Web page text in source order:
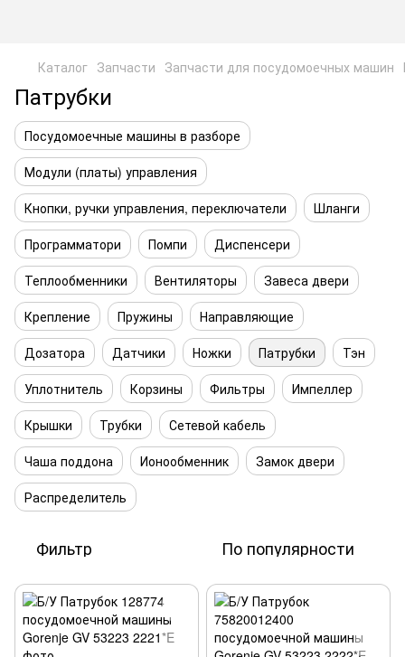
Каталог Запчасти Запчасти для посудомоечных машин
Патрубки
Посудомоечные машины в разборе
Модули (платы) управления
Кнопки, ручки управления, переключатели
Шланги
Программатори
Помпи
Диспенсери
Теплообменники
Вентиляторы
Завеса двери
Крепление
Пружины
Направляющие
Дозатора
Датчики Ножки Патрубки
Тэн
Уплотнитель
Корзины Фильтры
Импеллер
Крышки
Трубки
Сетевой кабель
Чаша поддона
Ионообменник
Замок двери
Распределитель
Фильтр По популярности